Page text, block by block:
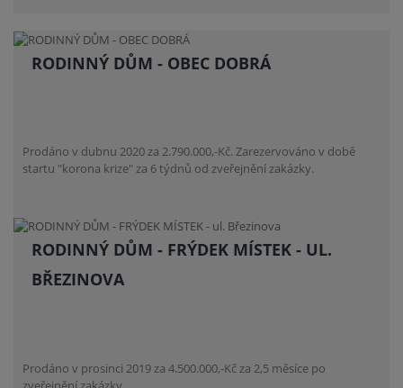
RODINNÝ DŮM - OBEC DOBRÁ
Prodáno v dubnu 2020 za 2.790.000,-Kč. Zarezervováno v době
startu "korona krize" za 6 týdnů od zveřejnění zakázky.
RODINNÝ DŮM - FRÝDEK MÍSTEK - UL.
BŘEZINOVA
Prodáno v prosinci 2019 za 4.500.000,-Kč za 2,5 měsíce po